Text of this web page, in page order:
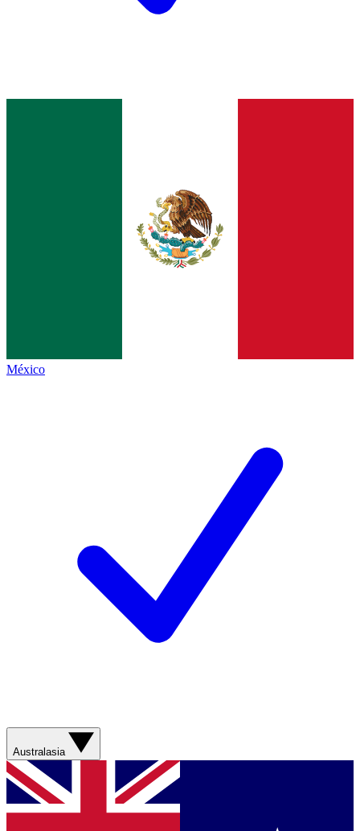
México
Australasia